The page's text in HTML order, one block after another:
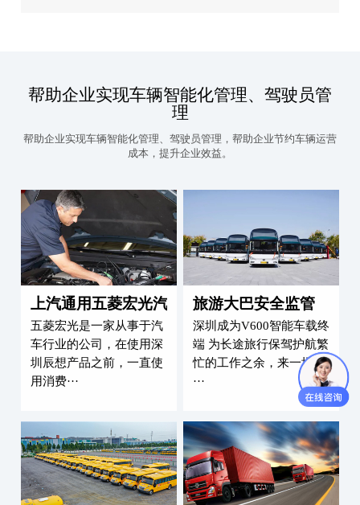
运输车辆与人员管理
面临挑战：在运输车辆及人员管理方面，传统物流企业缺乏技术
实时追踪运输车辆及货品的位置信息，无法对运输过程中驾驶员进
有效监管，常常出现因不规范驾驶行为导致的···
帮助企业实现车辆智能化管理、驾驶
理
帮助企业实现车辆智能化管理、驾驶员管理，帮助企业节约车
成本，提升企业效益。